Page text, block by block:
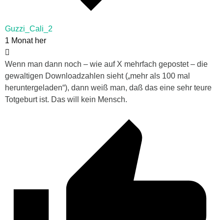
Guzzi_Cali_2
1 Monat her
Wenn man dann noch – wie auf X mehrfach gepostet – die
gewaltigen Downloadzahlen sieht („mehr als 100 mal
heruntergeladen“), dann weiß man, daß das eine sehr teure
Totgeburt ist. Das will kein Mensch.